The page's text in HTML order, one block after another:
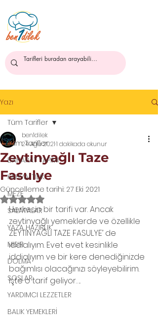
Yazı
Tüm Tarifler
BAHARAT YAPIMI
KAHVALTILIK
MEZE
SALATALAR
YAZA HAZIRLIK
MISIR
DOLMA
SOSLAR
YARDIMCI LEZZETLER
BALIK YEMEKLERİ
Tüm Tarifler
Zeytinyağlı Taze
Fasulye
ben1dilek
24 Ağu 20211 dakikada okunur
Güncelleme tarihi: 27 Eki 2021
5 üzerinden NaN yıldız
Herkesin bir tarifi var. Ancak
zeytinyağlı yemeklerde ve özellikle
ZEYTİNYAĞLI TAZE FASULYE’ de
iddialıyım. Evet evet kesinlikle
iddialıyım ve bir kere denediğinizde
bağımlısı olacağınızı söyleyebilirim.
İşte o tarif geliyor…..